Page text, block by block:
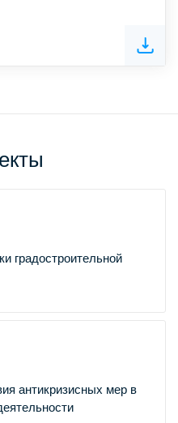
градостроительной
антикризисных мер в